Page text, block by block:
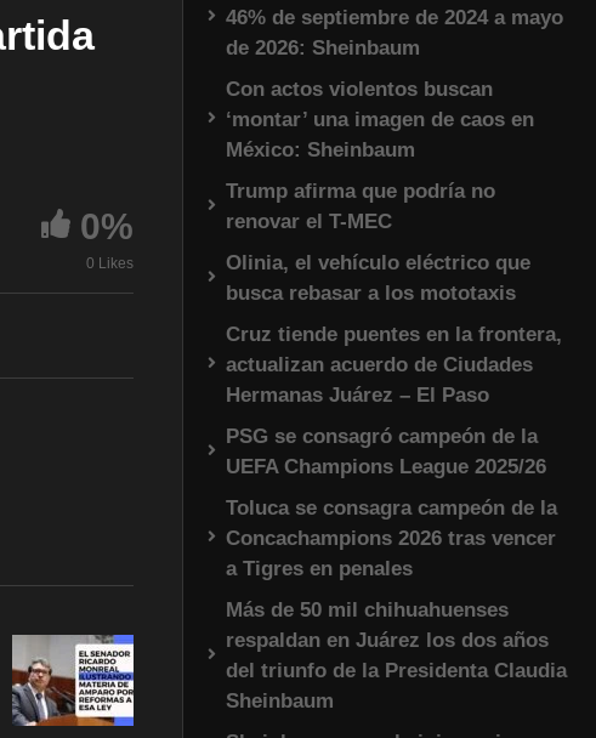
0%
0 Likes
46% de septiembre de 2024 a mayo
de 2026: Sheinbaum
Con actos violentos buscan
‘montar’ una imagen de caos en
México: Sheinbaum
Trump afirma que podría no
renovar el T-MEC
Olinia, el vehículo eléctrico que
busca rebasar a los mototaxis
Cruz tiende puentes en la frontera,
actualizan acuerdo de Ciudades
Hermanas Juárez – El Paso
PSG se consagró campeón de la
UEFA Champions League 2025/26
Toluca se consagra campeón de la
Concachampions 2026 tras vencer
a Tigres en penales
Más de 50 mil chihuahuenses
respaldan en Juárez los dos años
del triunfo de la Presidenta Claudia
Sheinbaum